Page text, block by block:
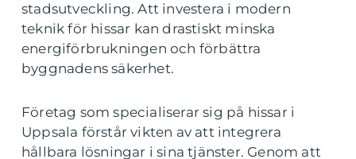
stadsutveckling. Att investera i modern
teknik för hissar kan drastiskt minska
energiförbrukningen och förbättra
byggnadens säkerhet.
Företag som specialiserar sig på hissar i
Uppsala förstår vikten av att integrera
hållbara lösningar i sina tjänster. Genom att